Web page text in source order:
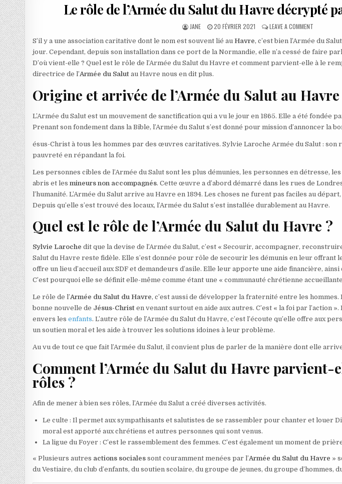
Le rôle de l’Armée du Salut du Havre décrypté
AUTHOR:
JANE PUBLISHED DATE:
20 FÉVRIER 2021 LEAVE A COMMENT ON LE
S’il y a une association caritative dont le nom est souvent lié au Havre, c’est bien l’Armée du
jour. Cependant, depuis son installation dans ce port de la Normandie, elle n’a cessé de faire
D’où vient-elle ? Quel est le rôle de l’Armée du Salut du Havre et comment parvient-elle à le
directrice de l’Armée du Salutau Havre nous en dit plus.
Origine et arrivée de l’Armée du Salut au Havre
L’Armée du Salut est un mouvement de sanctification qui a vu le jour en 1865. Elle a été fondée
Prenant son fondement dans la Bible, l’Armée du Salut s’est donné pour mission d’annoncer la
ésus-Christ à tous les hommes par des œuvres caritatives. Sylvie Laroche Armée du Salut :
pauvreté en répandant la foi.
Les personnes cibles de l’Armée du Salut sont les plus démunies, les personnes en détresse,
abris et lesmineurs non accompagnés. Cette œuvre a d’abord démarré dans les rues de
l’humanité. L’Armée du Salut arrive au Havre en 1894. Les choses ne furent pas faciles au
Depuis qu’elle s’est trouvé des locaux, l’Armée du Salut s’est installée durablement au Havre.
Quel est le rôle de l’Armée du Salut du Havre ?
Sylvie Laroche dit que la devise de l’Armée du Salut, c’est « Secourir, accompagner,
Salut du Havre reste fidèle. Elle s’est donnée pour rôle de secourir les démunis en leur offrant
offre un lieu d’accueil aux SDF et demandeurs d’asile. Elle leur apporte une aide financière,
C’est pourquoi elle se définit elle-même comme étant une « communauté chrétienne
Le rôle de l’Armée du Salut du Havre, c’est aussi de développer la fraternité entre les
bonne nouvelle de Jésus-Christ en venant surtout en aide aux autres. C’est « la foi par l’action ».
envers lesenfants. L’autre rôle de l’Armée du Salut du Havre, c’est l’écoute qu’elle offre aux
un soutien moral et les aide à trouver les solutions idoines à leur problème.
Au vu de tout ce que fait l’Armée du Salut, il convient plus de parler de la manière dont elle
Comment l’Armée du Salut du Havre parvient-
rôles ?
Afin de mener à bien ses rôles, l’Armée du Salut a créé diverses activités.
Le culte : Il permet aux sympathisants et salutistes de se rassembler pour chanter et louer
moral est apporté aux chrétiens et autres personnes qui sont venus.
La ligue du Foyer : C’est le rassemblement des femmes. C’est également un moment de
« Plusieurs autres actions sociales sont couramment menées par l’Armée du Salut du Havre »
du Vestiaire, du club d’enfants, du soutien scolaire, du groupe de jeunes, du groupe d’hommes,